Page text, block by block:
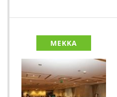
MEKKA